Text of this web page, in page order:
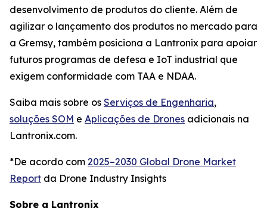
desenvolvimento de produtos do cliente. Além de
agilizar o lançamento dos produtos no mercado para
a Gremsy, também posiciona a Lantronix para apoiar
futuros programas de defesa e IoT industrial que
exigem conformidade com TAA e NDAA.
Saiba mais sobre os Serviços de Engenharia,
soluções SOM e Aplicações de Drones adicionais na
Lantronix.com.
*De acordo com 2025–2030 Global Drone Market
Report da Drone Industry Insights
Sobre a Lantronix